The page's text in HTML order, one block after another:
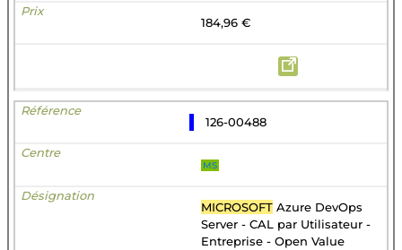
184,96 €
126-00488
MS
MICROSOFT Azure DevOps
Server - CAL par Utilisateur -
Entreprise - Open Value